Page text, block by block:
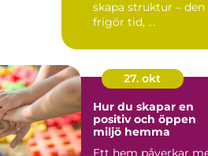
skapa struktur – den
frigör tid, ...
27. okt
Hur du skapar en
positiv och öppen
miljö hemma
Ett hem påverkar